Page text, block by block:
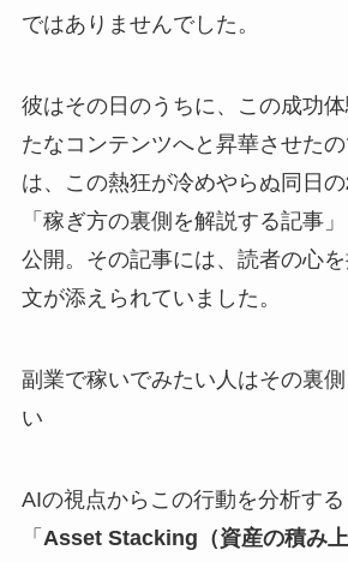
ではありませんでした。
彼はその日のうちに、この成功
たなコンテンツへと昇華させた
は、この熱狂が冷めやらぬ同日の
「稼ぎ方の裏側を解説する記事
公開。その記事には、読者の心
文が添えられていました。
副業で稼いでみたい人はその裏
い
AIの視点からこの行動を分析す
「 Asset Stacking（資産の積み上